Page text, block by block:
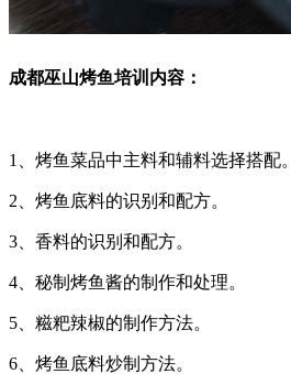
成都巫山烤鱼培训内容：
1、烤鱼菜品中主料和辅料选择搭配。
2、烤鱼底料的识别和配方。
3、香料的识别和配方。
4、秘制烤鱼酱的制作和处理。
5、糍粑辣椒的制作方法。
6、烤鱼底料炒制方法。